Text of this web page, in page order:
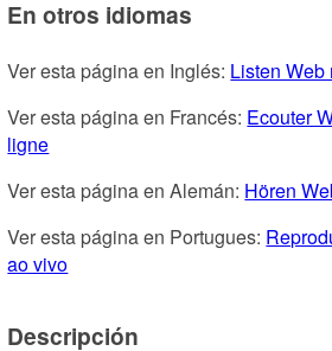
En otros idiomas
Ver esta página en Inglés: Listen
Ver esta página en Francés: Ecouter
ligne
Ver esta página en Alemán: Hören
Ver esta página en Portugues:
ao vivo
Descripción